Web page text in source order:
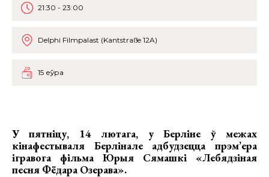
21:30 - 23:00
Delphi Filmpalast (Kantstraße 12A)
15 еўра
У пятніцу, 14 лютага, у Берліне ў межах
кінафестываля Берлінале адбудзецца прэм’ера
ігравога фільма Юрыя Сямашкі «Лебядзіная
песня Фёдара Озерава».